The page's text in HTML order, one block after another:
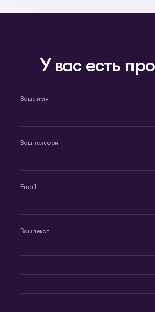
У вас есть
Ваше имя
Ваш телефон
Email
Ваш текст